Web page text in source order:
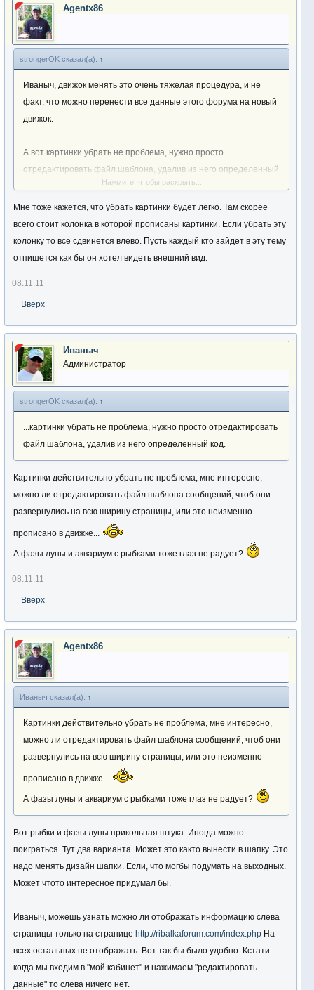
Agentx86
strongerOK сказал(а): ↑
Иваныч, движок менять это очень тяжелая процедура, и не
факт, что можно перенести все данные этого форума на новый
движок.
А вот картинки убрать не проблема, нужно просто
отредактировать файл шаблона, удалив из него определенный
Нажмите, чтобы раскрыть...
Мне тоже кажется, что убрать картинки будет легко. Там скорее
всего стоит колонка в которой прописаны картинки. Если убрать эту
колонку то все сдвинется влево. Пусть каждый кто зайдет в эту тему
отпишется как бы он хотел видеть внешний вид.
08.11.11
Вверх
Иваныч
Администратор
strongerOK сказал(а): ↑
...картинки убрать не проблема, нужно просто отредактировать
файл шаблона, удалив из него определенный код.
Картинки действительно убрать не проблема, мне интересно,
можно ли отредактировать файл шаблона сообщений, чтоб они
развернулись на всю ширину страницы, или это неизменно
прописано в движке...
А фазы луны и аквариум с рыбками тоже глаз не радует?
08.11.11
Вверх
Agentx86
Иваныч сказал(а): ↑
Картинки действительно убрать не проблема, мне интересно,
можно ли отредактировать файл шаблона сообщений, чтоб они
развернулись на всю ширину страницы, или это неизменно
прописано в движке...
А фазы луны и аквариум с рыбками тоже глаз не радует?
Вот рыбки и фазы луны прикольная штука. Иногда можно
поиграться. Тут два варианта. Может это както вынести в шапку. Это
надо менять дизайн шапки. Если, что могбы подумать на выходных.
Может чтото интересное придумал бы.
Иваныч, можешь узнать можно ли отображать информацию слева
страницы только на странице http://ribalkaforum.com/index.php На
всех остальных не отображать. Вот так бы было удобно. Кстати
когда мы входим в "мой кабинет" и нажимаем "редактировать
данные" то слева ничего нет.